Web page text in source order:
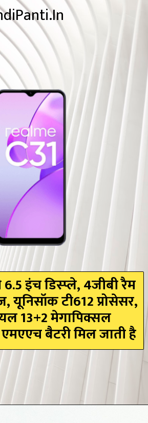
इंच डिस्प्ले, 4जीबी रैम
यूनिसॉक टी612 प्रोसेसर,
13+2 मेगापिक्सल
बैटरी मिल जाती है